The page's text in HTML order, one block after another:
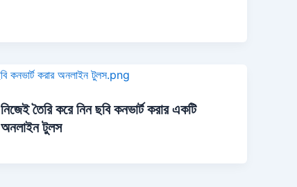
নিজেই তৈরি করে নিন ছবি কনভার্ট করার একটি
অনলাইন টুলস